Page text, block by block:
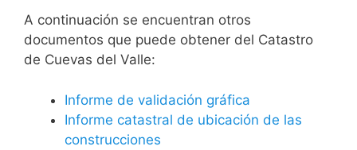
A continuación se encuentran otros
documentos que puede obtener del Catastro
de Cuevas del Valle:
Informe de validación gráfica
Informe catastral de ubicación de las
construcciones